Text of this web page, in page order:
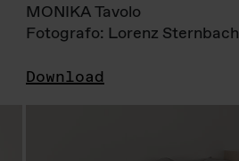
MONIKA Tavolo
Fotografo: Lorenz Sternbach
Download